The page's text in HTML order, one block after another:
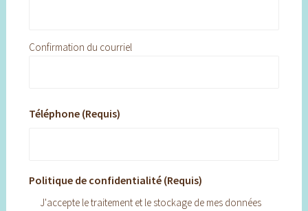
Confirmation du courriel
Téléphone (Requis)
Politique de confidentialité (Requis)
J'accepte le traitement et le stockage de mes données